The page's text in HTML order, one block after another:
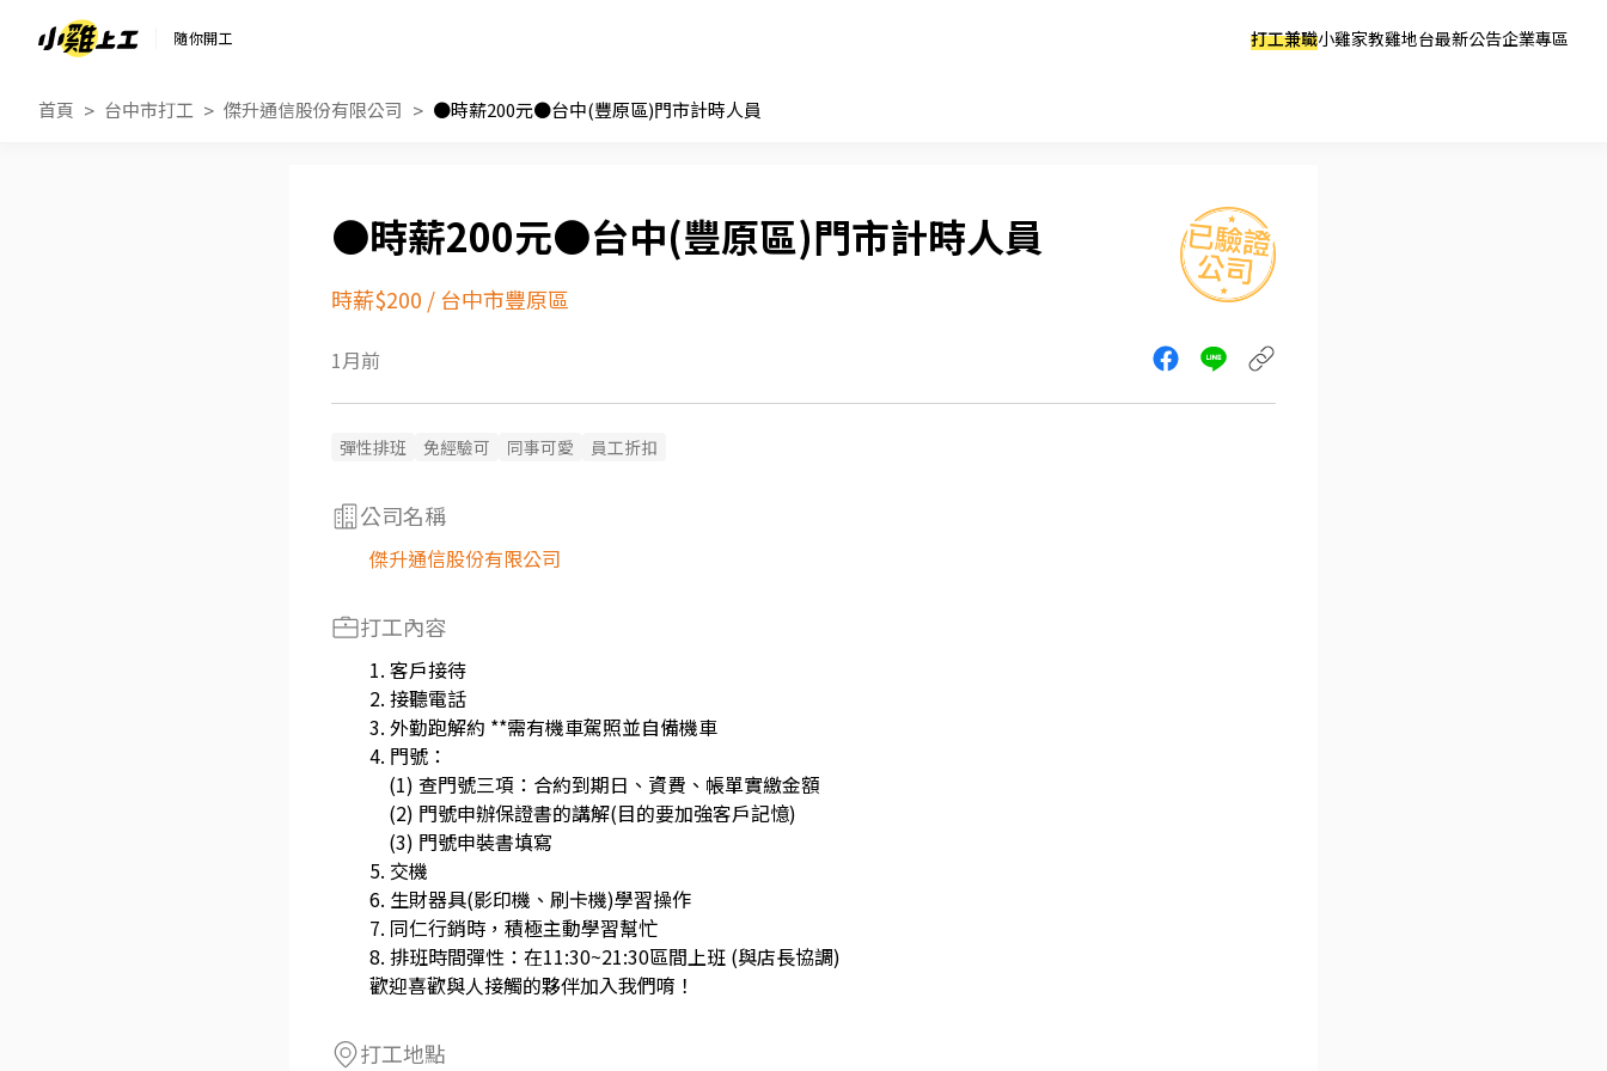
隨你開工 打工兼職小雞家教雞地台最新公告企業專區
首頁 台中市打工 傑升通信股份有限公司 ●時薪200元●台中(豐原區)門市計時人員
●時薪200元●台中(豐原區)門市計時人員
時薪$200 / 台中市豐原區
1月前
彈性排班 免經驗可 同事可愛 員工折扣
公司名稱
傑升通信股份有限公司
打工內容
1. 客戶接待
2. 接聽電話
3. 外勤跑解約 **需有機車駕照並自備機車
4. 門號：
(1) 查門號三項：合約到期日、資費、帳單實繳金額
(2) 門號申辦保證書的講解(目的要加強客戶記憶)
(3) 門號申裝書填寫
5. 交機
6. 生財器具(影印機、刷卡機)學習操作
7. 同仁行銷時，積極主動學習幫忙
8. 排班時間彈性：在11:30~21:30區間上班 (與店長協調)
歡迎喜歡與人接觸的夥伴加入我們唷！
打工地點